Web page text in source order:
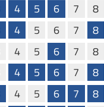
4 5 6 7 8
4 5 6 7 8
4 5 6 7 8
4 5 6 7 8
4 5 6 7 8